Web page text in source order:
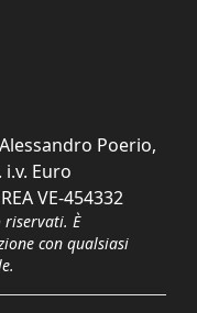
Poerio,
i.v. Euro
VE-454332
È
con qualsiasi